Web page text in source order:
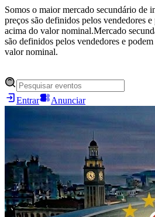
Somos o maior mercado secundário de
preços são definidos pelos vendedores
acima do valor nominal.Mercado
são definidos pelos vendedores e
valor nominal.
Entrar Anunciar